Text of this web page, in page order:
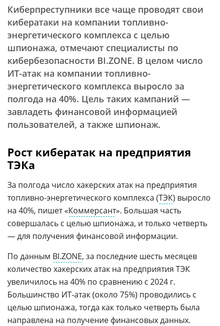
Киберпреступники все чаще проводят свои
кибератаки на компании топливно-
энергетического комплекса с целью
шпионажа, отмечают специалисты по
кибербезопасности BI.ZONE. В целом число
ИТ-атак на компании топливно-
энергетического комплекса выросло за
полгода на 40%. Цель таких кампаний —
завладеть финансовой информацией
пользователей, а также шпионаж.
Рост кибератак на предприятия
ТЭКа
За полгода число хакерских атак на предприятия
топливно-энергетического комплекса (ТЭК) выросло
на 40%, пишет «Коммерсант». Большая часть
совершалась с целью шпионажа, и только четверть
— для получения финансовой информации.
По данным BI.ZONE, за последние шесть месяцев
количество хакерских атак на предприятия ТЭК
увеличилось на 40% по сравнению с 2024 г.
Большинство ИТ-атак (около 75%) проводились с
целью шпионажа, тогда как только четверть была
направлена на получение финансовых данных.